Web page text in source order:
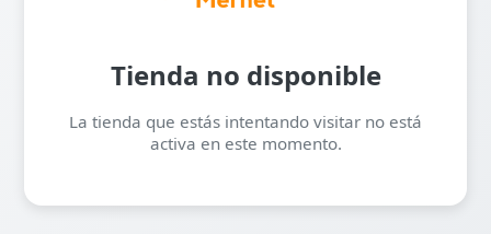
Tienda no disponible
La tienda que estás intentando visitar no está
activa en este momento.